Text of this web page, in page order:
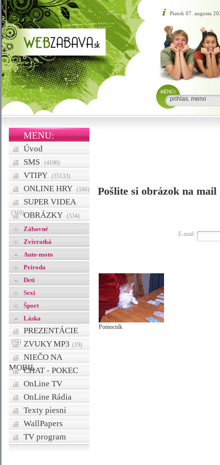
Piatok 07. augusta
MENU:
Úvod
SMS
(4100)
VTIPY (35133)
ONLINE HRY (166)
SUPER VIDEA
(316)OBRÁZKY (534)
Zábavné
Zvieratká
Auto-moto
Príroda
Deti
Sexi
Šport
Láska
PREZENTÁCIE
(65) ZVUKY MP3 (19)
NIEČO NA
MOBILCHAT - POKEC
OnLine TV
OnLine Rádia
Texty piesni
WallPapers
TV program
Pošlite si obrázok na mail
E-mail:
Pomocník